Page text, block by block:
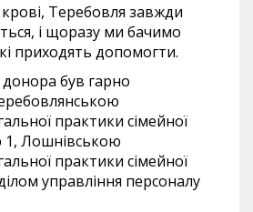
Теребовля завжди
і щоразу ми бачимо
приходять допомогти.
був гарно
практики сімейної
Лошнівською
практики сімейної
управління персоналу